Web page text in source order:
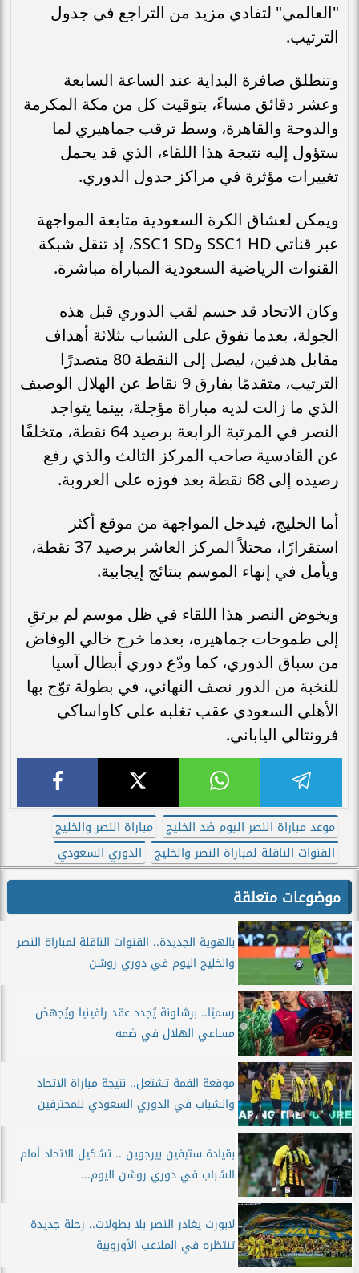
"العالمي" لتفادي مزيد من التراجع في جدول
الترتيب.
وتنطلق صافرة البداية عند الساعة السابعة
وعشر دقائق مساءً، بتوقيت كل من مكة المكرمة
والدوحة والقاهرة، وسط ترقب جماهيري لما
ستؤول إليه نتيجة هذا اللقاء، الذي قد يحمل
تغييرات مؤثرة في مراكز جدول الدوري.
ويمكن لعشاق الكرة السعودية متابعة المواجهة
عبر قناتي SSC1 HD وSSC1 SD، إذ تنقل شبكة
القنوات الرياضية السعودية المباراة مباشرة.
وكان الاتحاد قد حسم لقب الدوري قبل هذه
الجولة، بعدما تفوق على الشباب بثلاثة أهداف
مقابل هدفين، ليصل إلى النقطة 80 متصدرًا
الترتيب، متقدمًا بفارق 9 نقاط عن الهلال الوصيف
الذي ما زالت لديه مباراة مؤجلة، بينما يتواجد
النصر في المرتبة الرابعة برصيد 64 نقطة، متخلفًا
عن القادسية صاحب المركز الثالث والذي رفع
رصيده إلى 68 نقطة بعد فوزه على العروبة.
أما الخليج، فيدخل المواجهة من موقع أكثر
استقرارًا، محتلاً المركز العاشر برصيد 37 نقطة،
ويأمل في إنهاء الموسم بنتائج إيجابية.
ويخوض النصر هذا اللقاء في ظل موسم لم يرتقِ
إلى طموحات جماهيره، بعدما خرج خالي الوفاض
من سباق الدوري، كما ودّع دوري أبطال آسيا
للنخبة من الدور نصف النهائي، في بطولة توّج بها
الأهلي السعودي عقب تغلبه على كاواساكي
فرونتالي الياباني.
موعد مباراة النصر اليوم ضد الخليج
مباراة النصر والخليج
القنوات الناقلة لمباراة النصر والخليج
الدوري السعودي
موضوعات متعلقة
بالهوية الجديدة.. القنوات الناقلة لمباراة النصر
والخليج اليوم في دوري روشن
رسميًا.. برشلونة يُجدد عقد رافينيا ويُجهض
مساعي الهلال في ضمه
موقعة القمة تشتعل.. نتيجة مباراة الاتحاد
والشباب في الدوري السعودي للمحترفين
بقيادة ستيفين بيرجوين .. تشكيل الاتحاد أمام
الشباب في دوري روشن اليوم...
لابورت يغادر النصر بلا بطولات.. رحلة جديدة
تنتظره في الملاعب الأوروبية